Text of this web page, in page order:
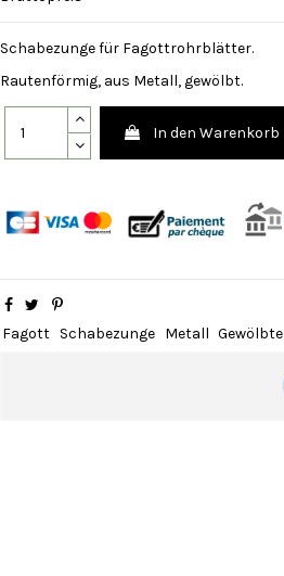
Schabezunge für Fagottrohrblätter.
Rautenförmig, aus Metall, gewölbt.
In den Warenkorb
Fagott Schabezunge Metall Gewölbte